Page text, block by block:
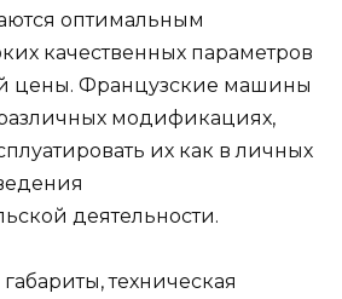
оптимальным
качественных параметров
цены. Французские машины
модификациях,
их как в личных
деятельности.